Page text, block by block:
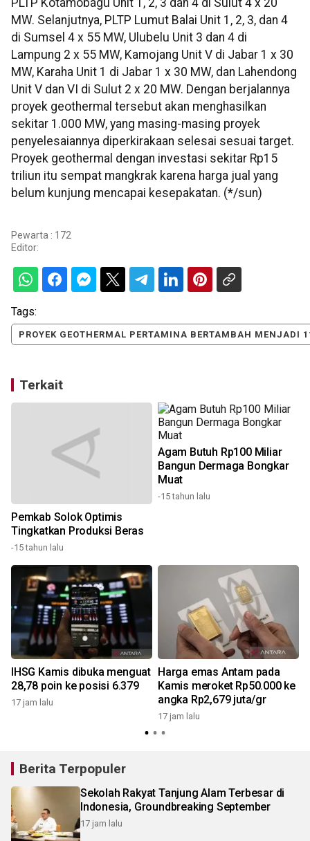
PLTP Kotamobagu Unit 1, 2, 3 dan 4 di Sulut 4 x 20
MW. Selanjutnya, PLTP Lumut Balai Unit 1, 2, 3, dan 4
di Sumsel 4 x 55 MW, Ulubelu Unit 3 dan 4 di
Lampung 2 x 55 MW, Kamojang Unit V di Jabar 1 x 30
MW, Karaha Unit 1 di Jabar 1 x 30 MW, dan Lahendong
Unit V dan VI di Sulut 2 x 20 MW. Dengan berjalannya
proyek geothermal tersebut akan menghasilkan
sekitar 1.000 MW, yang masing-masing proyek
penyelesaiannya diperkirakaan selesai sesuai target.
Proyek geothermal dengan investasi sekitar Rp15
triliun itu sempat mangkrak karena harga jual yang
belum kunjung mencapai kesepakatan. (*/sun)
Pewarta : 172
Editor:
Tags:
PROYEK GEOTHERMAL PERTAMINA BERTAMBAH MENJADI
Terkait
Pemkab Solok Optimis
Tingkatkan Produksi Beras
-15 tahun lalu
Agam Butuh Rp100 Miliar
Bangun Dermaga Bongkar
Muat
-15 tahun lalu
IHSG Kamis dibuka menguat
28,78 poin ke posisi 6.379
17 jam lalu
Harga emas Antam pada
Kamis meroket Rp50.000 ke
angka Rp2,679 juta/gr
17 jam lalu
Berita Terpopuler
Sekolah Rakyat Tanjung Alam Terbesar di
Indonesia, Groundbreaking September
17 jam lalu